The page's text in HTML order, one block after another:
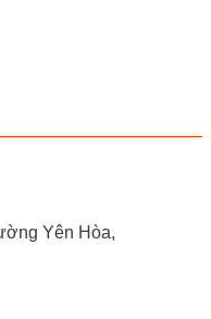
Yên Hòa,